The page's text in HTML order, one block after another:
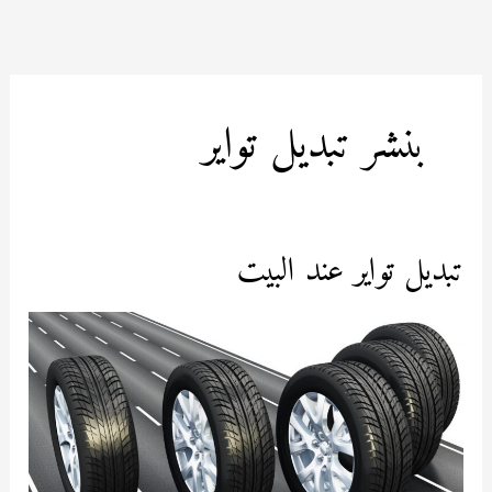
بنشر تبديل تواير
تبديل تواير عند البيت
تبديل
تواير
البيت